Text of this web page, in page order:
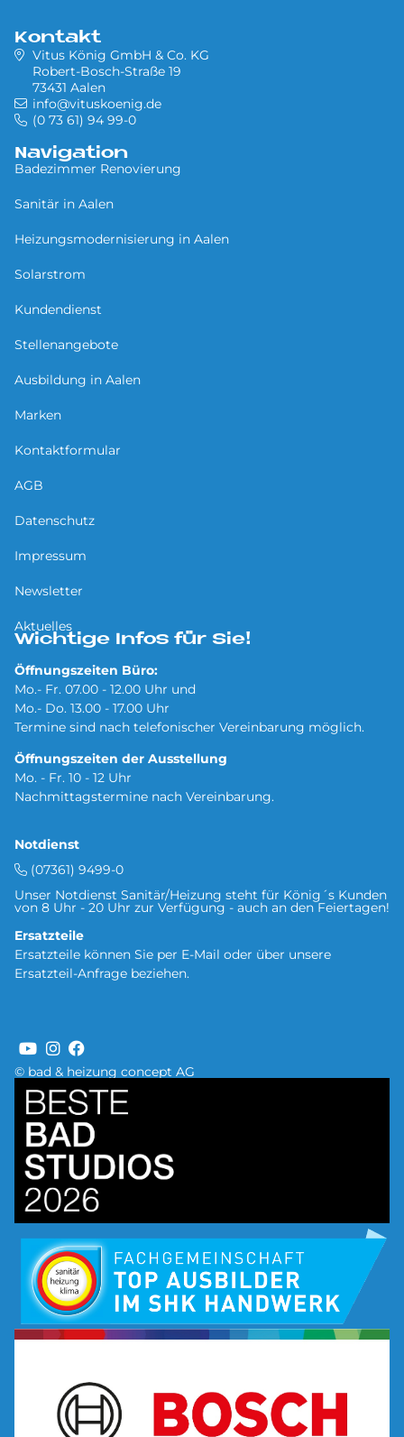
© bad & heizung concept AG
Bild
Kontakt
Vitus König GmbH & Co. KG
Robert-Bosch-Straße 19
73431 Aalen
info@vituskoenig.de
(0 73 61) 94 99-0
Navigation
Badezimmer Renovierung
Sa­ni­tär in Aa­len
Heizungsmodernisierung in Aalen
Solarstrom
Kundendienst
Stellenangebote
Ausbildung in Aalen
Marken
Kontaktformular
AGB
Datenschutz
Impressum
Newsletter
Aktuelles
Wichtige Infos für Sie!
Öffnungszeiten Büro:
Mo.- Fr. 07.00 - 12.00 Uhr und
Mo.- Do. 13.00 - 17.00 Uhr
Termine sind nach telefonischer Vereinbarung möglich.
Öffnungszeiten der Ausstellung
Mo. - Fr. 10 - 12 Uhr
Nachmittagstermine nach Vereinbarung.
Notdienst
(07361) 9499-0
Unser Notdienst Sanitär/Heizung steht für König´s Kunden
von 8 Uhr - 20 Uhr zur Verfügung - auch an den Feiertagen!
Ersatzteile
Ersatzteile können Sie per E-Mail oder über unsere
Ersatzteil-Anfrage beziehen.